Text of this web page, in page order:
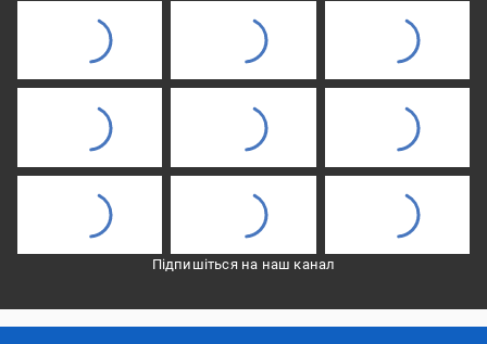
Підпишіться на наш канал